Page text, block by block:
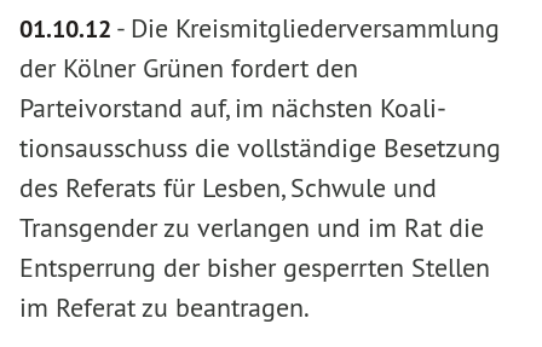
01.10.12 - Die Kreismitgliederversammlung
der Kölner Grünen fordert den
Parteivorstand auf, im nächsten Koali­
tionsausschuss die vollständige Besetzung
des Referats für Lesben, Schwule und
Transgender zu ver­langen und im Rat die
Entsperrung der bisher gesperrten Stellen
im Referat zu beantragen.